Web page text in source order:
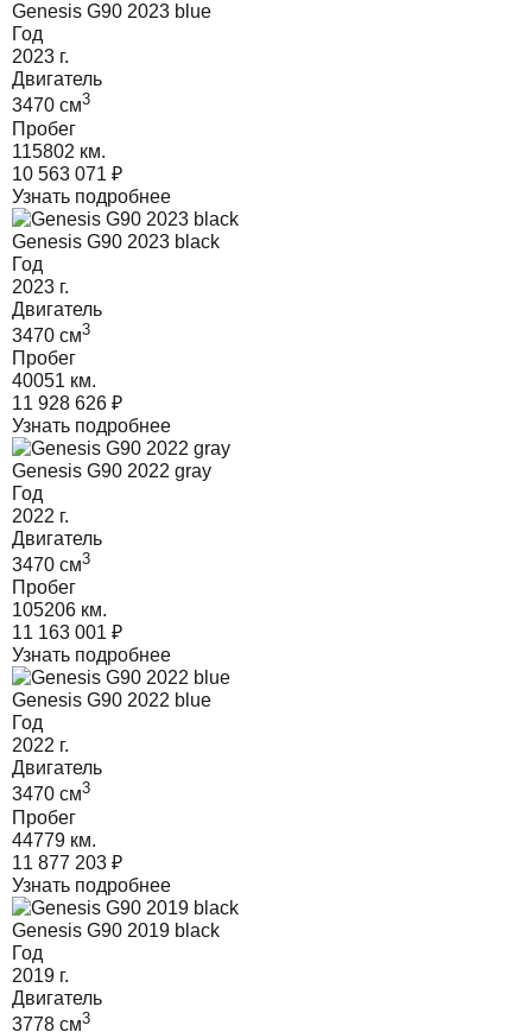
Genesis G90 2023 blue
Год
2023 г.
Двигатель
3470 cм3
Пробег
115802 км.
10 563 071 ₽
Узнать подробнее
Genesis G90 2023 black
Год
2023 г.
Двигатель
3470 cм3
Пробег
40051 км.
11 928 626 ₽
Узнать подробнее
Genesis G90 2022 gray
Год
2022 г.
Двигатель
3470 cм3
Пробег
105206 км.
11 163 001 ₽
Узнать подробнее
Genesis G90 2022 blue
Год
2022 г.
Двигатель
3470 cм3
Пробег
44779 км.
11 877 203 ₽
Узнать подробнее
Genesis G90 2019 black
Год
2019 г.
Двигатель
3778 cм3